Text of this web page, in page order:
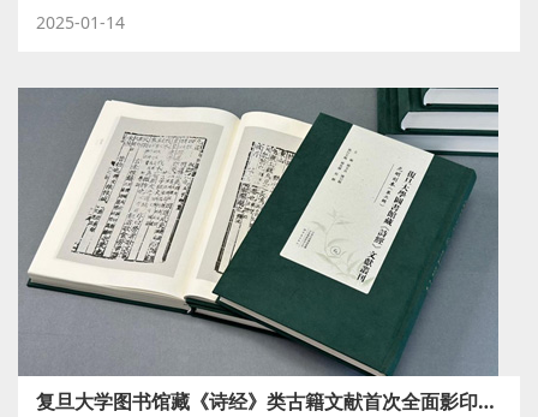
2025-01-14
复旦大学图书馆藏《诗经》类古籍文献首次全面影印公布